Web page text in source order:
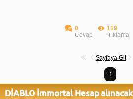
0
Cevap
119
Tıklama
Sayfaya Git
1
DİABLO İmmortal Hesap alınacak